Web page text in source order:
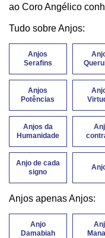
ao Coro Angélico
Tudo sobre Anjos:
Anjos
Serafins
Anjos
Potências
Anjos da
Humanidade
Anjo de cada
signo
Anjos apenas Anjos:
Anjo
Damabiah